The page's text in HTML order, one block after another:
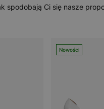
spodobają Ci się nasze
Nowości